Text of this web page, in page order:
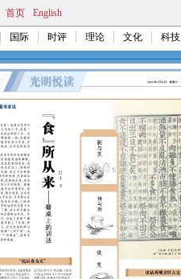
首页 English
国际 时评 理论 文化 科技